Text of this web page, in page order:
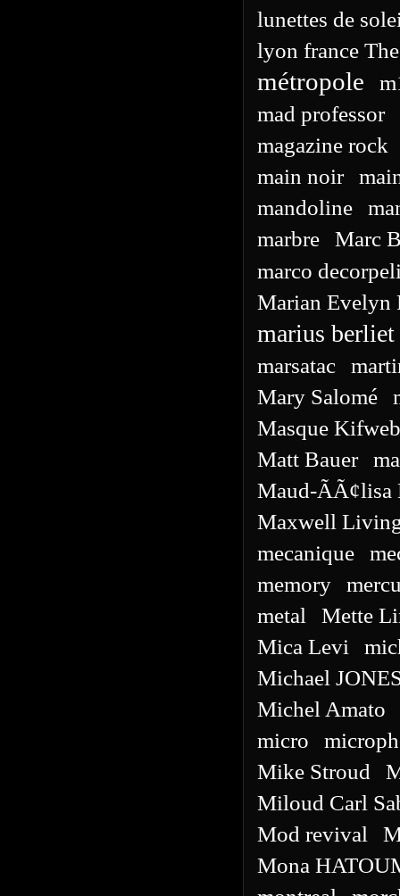
lunettes de
lyon france
métropole
mad professor
magazine rock
main noir
mandoline
marbre
Marc
marco
Marian Evelyn
marius berliet
marsatac
Mary Salomé
Masque
Matt Bauer
Maud-ÃÃ¢lisa
Maxwell
mecanique
memory
metal
Mette
Mica Levi
Michael
Michel Amato
micro
Mike Stroud
Miloud Carl
Mod revival
Mona